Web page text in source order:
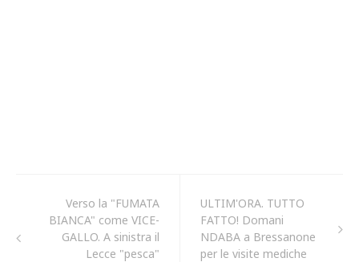
Verso la "FUMATA
BIANCA" come VICE-
GALLO. A sinistra il
Lecce "pesca"
ULTIM'ORA. TUTTO
FATTO! Domani
NDABA a Bressanone
per le visite mediche